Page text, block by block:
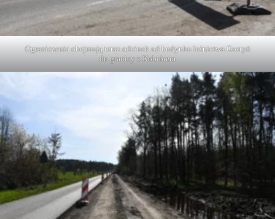
Ograniczenia obejmują teraz odcinek od budynku leśnictwa Gostyń
do granicy z Kobiórem